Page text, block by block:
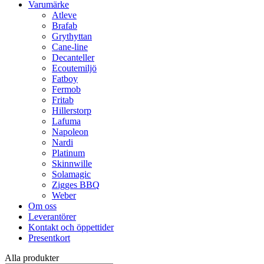
Varumärke
Atleve
Brafab
Grythyttan
Cane-line
Decanteller
Ecoutemiljö
Fatboy
Fermob
Fritab
Hillerstorp
Lafuma
Napoleon
Nardi
Platinum
Skinnwille
Solamagic
Zigges BBQ
Weber
Om oss
Leverantörer
Kontakt och öppettider
Presentkort
Alla produkter